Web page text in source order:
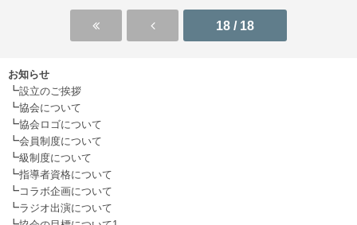
18 / 18
お知らせ
┗設立のご挨拶
┗協会について
┗協会ロゴについて
┗会員制度について
┗級制度について
┗指導者資格について
┗コラボ企画について
┗ラジオ出演について